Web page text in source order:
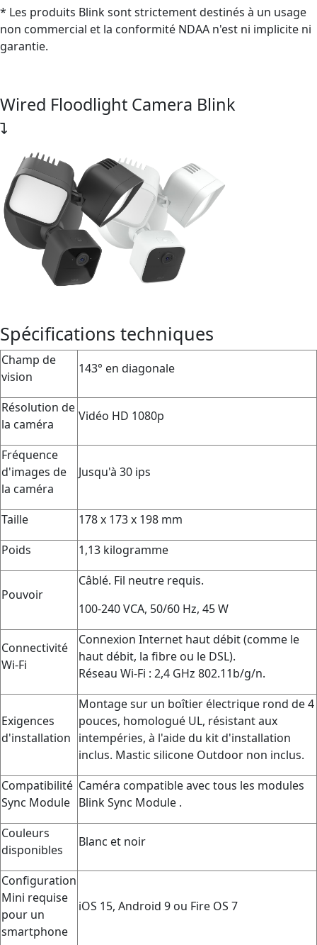
* Les produits Blink sont strictement destinés à un usage
non commercial et la conformité NDAA n'est ni implicite ni
garantie.
Wired Floodlight Camera Blink
Spécifications techniques
Champ de
vision
143° en diagonale
Résolution de
la caméra
Vidéo HD 1080p
Fréquence
d'images de
la caméra
Jusqu'à 30 ips
Taille
178 x 173 x 198 mm
Poids
1,13 kilogramme
Pouvoir
Câblé. Fil neutre requis.
100-240 VCA, 50/60 Hz, 45 W
Connectivité
Wi-Fi
Connexion Internet haut débit (comme le
haut débit, la fibre ou le DSL).
Réseau Wi-Fi : 2,4 GHz 802.11b/g/n.
Exigences
d'installation
Montage sur un boîtier électrique rond de 4
pouces, homologué UL, résistant aux
intempéries, à l'aide du kit d'installation
inclus. Mastic silicone Outdoor non inclus.
Compatibilité
Sync Module
Caméra compatible avec tous les modules
Blink Sync Module .
Couleurs
disponibles
Blanc et noir
Configuration
Mini requise
pour un
smartphone
iOS 15, Android 9 ou Fire OS 7